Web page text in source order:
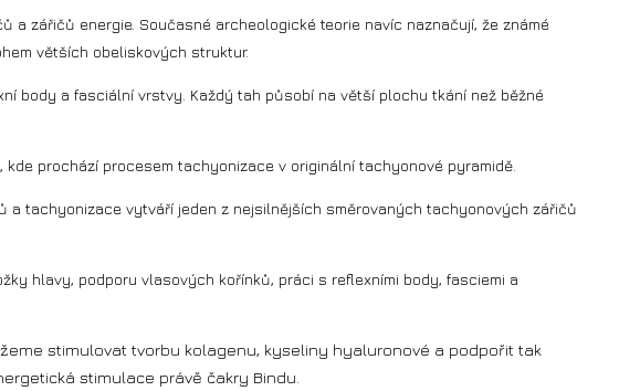
a zářičů energie. Současné archeologické teorie navíc naznačují, že známé
větších obeliskových struktur.
body a fasciální vrstvy. Každý tah působí na větší plochu tkání než běžné
prochází procesem tachyonizace v originální tachyonové pyramidě.
tachyonizace vytváří jeden z nejsilnějších směrovaných tachyonových zářičů
hlavy, podporu vlasových kořínků, práci s reflexními body, fasciemi a
stimulovat tvorbu kolagenu, kyseliny hyaluronové a podpořit tak
stimulace právě čakry Bindu.